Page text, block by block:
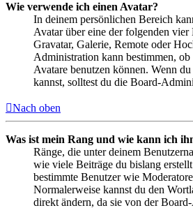
Wie verwende ich einen Avatar?
In deinem persönlichen Bereich
Avatar über eine der folgenden
Gravatar, Galerie, Remote oder
Administration kann bestimmen,
Avatare benutzen können. Wenn
kannst, solltest du die Board-
Nach oben
Was ist mein Rang und wie kann ich
Ränge, die unter deinem
wie viele Beiträge du bislang
bestimmte Benutzer wie
Normalerweise kannst du den
direkt ändern, da sie von der